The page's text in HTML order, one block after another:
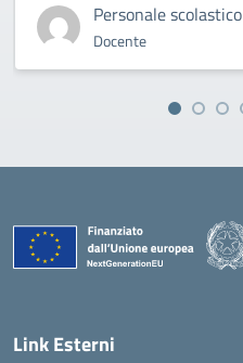
Personale scolastico
Docente
Link Esterni